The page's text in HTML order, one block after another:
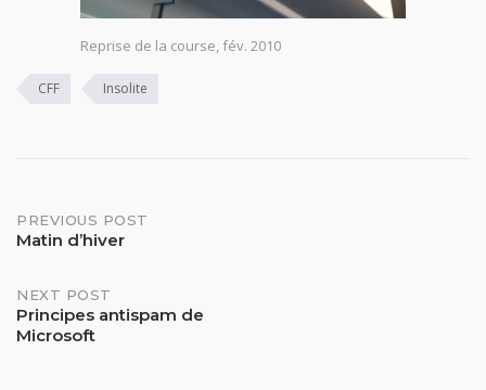
Reprise de la course, fév. 2010
CFF Insolite
Post
PREVIOUS POST
Matin d’hiver
NEXT POST
Principes antispam de
Microsoft